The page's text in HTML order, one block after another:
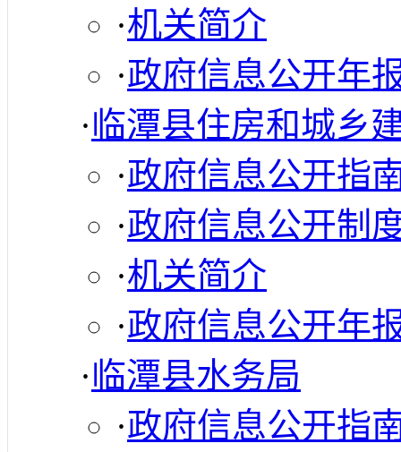
·机关简介
·政府信息公开年
·临潭县住房和城乡
·政府信息公开指
·政府信息公开制
·机关简介
·政府信息公开年
·临潭县水务局
·政府信息公开指